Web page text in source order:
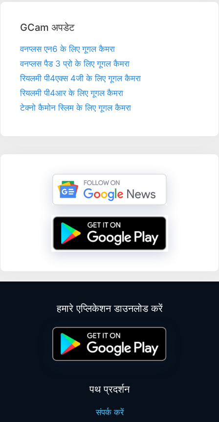
GCam अपडेट
वनप्लस एन6 के लिए गूगल कैमरा
वनप्लस पैड 3 प्रो के लिए गूगल कैमरा
रियलमी पी4एक्स 4जी के लिए गूगल कैमरा
रियलमी पी4आर के लिए गूगल कैमरा
टेक्नो कैमोन स्लिम के लिए गूगल कैमरा
हमारे एप्लिकेशन डाउनलोड करें
पथ प्रदर्शन
संपर्क करें